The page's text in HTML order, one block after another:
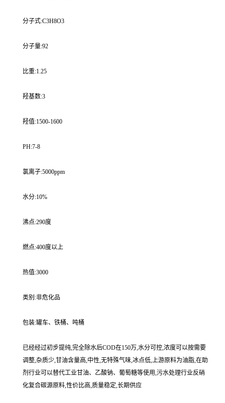
分子式:C3H8O3
分子量:92
比重:1.25
羟基数:3
羟值:1500-1600
PH:7-8
氯离子:5000ppm
水分:10%
沸点:290度
燃点:400度以上
热值:3000
类别:非危化品
包装:罐车、铁桶、吨桶
已经经过初步提纯,完全除水后COD在150万,水分可控,浓度可以按需要
调整,杂质少,甘油含量高,中性,无特殊气味,冰点低,上游原料为油脂,在助
剂行业可以替代工业甘油、乙酸钠、葡萄糖等使用,污水处理行业反硝
化复合碳源原料,性价比高,质量稳定,长期供应